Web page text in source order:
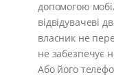
допомогою
відвідувачеві
власник не
не забезпечує
Або його